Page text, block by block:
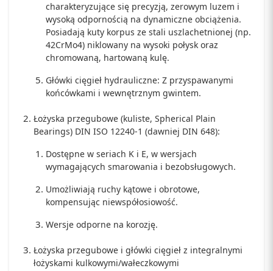
charakteryzujące się precyzją, zerowym luzem i
wysoką odpornością na dynamiczne obciążenia.
Posiadają kuty korpus ze stali uszlachetnionej (np.
42CrMo4) niklowany na wysoki połysk oraz
chromowaną, hartowaną kulę.
Główki cięgieł hydrauliczne: Z przyspawanymi
końcówkami i wewnętrznym gwintem.
Łożyska przegubowe (kuliste, Spherical Plain
Bearings) DIN ISO 12240-1 (dawniej DIN 648):
Dostępne w seriach K i E, w wersjach
wymagających smarowania i bezobsługowych.
Umożliwiają ruchy kątowe i obrotowe,
kompensując niewspółosiowość.
Wersje odporne na korozję.
Łożyska przegubowe i główki cięgieł z integralnymi
łożyskami kulkowymi/wałeczkowymi